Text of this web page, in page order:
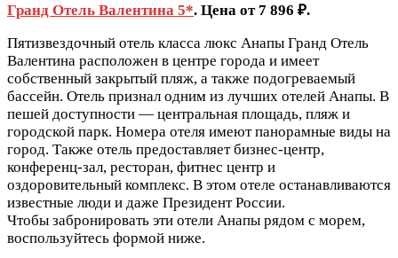
Гранд Отель Валентина 5*. Цена от 7 896 ₽.
Пятизвездочный отель класса люкс Анапы Гранд Отель
Валентина расположен в центре города и имеет
собственный закрытый пляж, а также подогреваемый
бассейн. Отель признал одним из лучших отелей Анапы. В
пешей доступности — центральная площадь, пляж и
городской парк. Номера отеля имеют панорамные виды на
город. Также отель предоставляет бизнес-центр,
конференц-зал, ресторан, фитнес центр и
оздоровительный комплекс. В этом отеле останавливаются
известные люди и даже Президент России.
Чтобы забронировать эти отели Анапы рядом с морем,
воспользуйтесь формой ниже.